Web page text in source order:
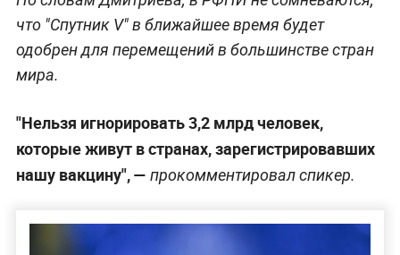
что "Спутник V" в ближайшее время будет
одобрен для перемещений в большинстве стран
мира.
"Нельзя игнорировать 3,2 млрд человек,
которые живут в странах, зарегистрировавших
нашу вакцину", — прокомментировал спикер.